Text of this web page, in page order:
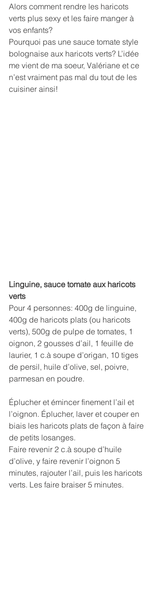
Alors comment rendre les haricots
verts plus sexy et les faire manger à
vos enfants?
Pourquoi pas une sauce tomate style
bolognaise aux haricots verts? L’idée
me vient de ma soeur, Valériane et ce
n’est vraiment pas mal du tout de les
cuisiner ainsi!
Linguine, sauce tomate aux haricots
verts
Pour 4 personnes: 400g de linguine,
400g de haricots plats (ou haricots
verts), 500g de pulpe de tomates, 1
oignon, 2 gousses d’ail, 1 feuille de
laurier, 1 c.à soupe d’origan, 10 tiges
de persil, huile d’olive, sel, poivre,
parmesan en poudre.
Éplucher et émincer finement l’ail et
l’oignon. Éplucher, laver et couper en
biais les haricots plats de façon à faire
de petits losanges.
Faire revenir 2 c.à soupe d’huile
d’olive, y faire revenir l’oignon 5
minutes, rajouter l’ail, puis les haricots
verts. Les faire braiser 5 minutes.